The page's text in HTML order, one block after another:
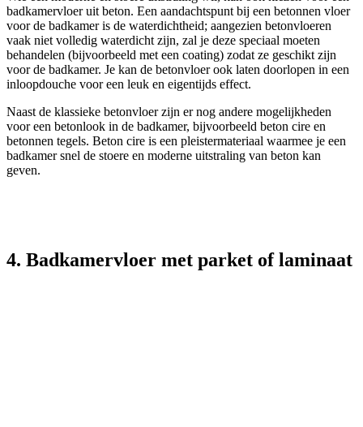
badkamervloer uit beton. Een aandachtspunt bij een betonnen vloer
voor de badkamer is de waterdichtheid; aangezien betonvloeren
vaak niet volledig waterdicht zijn, zal je deze speciaal moeten
behandelen (bijvoorbeeld met een coating) zodat ze geschikt zijn
voor de badkamer. Je kan de betonvloer ook laten doorlopen in een
inloopdouche voor een leuk en eigentijds effect.
Naast de klassieke betonvloer zijn er nog andere mogelijkheden
voor een betonlook in de badkamer, bijvoorbeeld beton cire en
betonnen tegels. Beton cire is een pleistermateriaal waarmee je een
badkamer snel de stoere en moderne uitstraling van beton kan
geven.
4. Badkamervloer met parket of laminaat